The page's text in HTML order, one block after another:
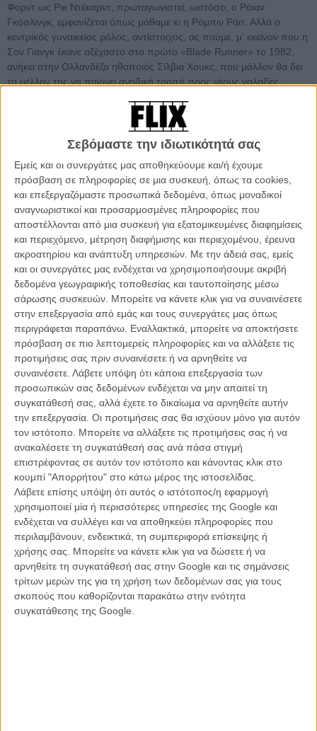
Σεβόμαστε την ιδιωτικότητά σας
Εμείς και οι συνεργάτες μας αποθηκεύουμε και/ή έχουμε
πρόσβαση σε πληροφορίες σε μια συσκευή, όπως τα cookies,
και επεξεργαζόμαστε προσωπικά δεδομένα, όπως μοναδικοί
αναγνωριστικοί και προσαρμοσμένες πληροφορίες που
αποστέλλονται από μια συσκευή για εξατομικευμένες διαφημίσεις
και περιεχόμενο, μέτρηση διαφήμισης και περιεχομένου, έρευνα
ακροατηρίου και ανάπτυξη υπηρεσιών. Με την άδειά σας, εμείς
και οι συνεργάτες μας ενδέχεται να χρησιμοποιήσουμε ακριβή
δεδομένα γεωγραφικής τοποθεσίας και ταυτοποίησης μέσω
σάρωσης συσκευών. Μπορείτε να κάνετε κλικ για να συναινέσετε
στην επεξεργασία από εμάς και τους συνεργάτες μας όπως
περιγράφεται παραπάνω. Εναλλακτικά, μπορείτε να αποκτήσετε
πρόσβαση σε πιο λεπτομερείς πληροφορίες και να αλλάξετε τις
προτιμήσεις σας πριν συναινέσετε ή να αρνηθείτε να
συναινέσετε. Λάβετε υπόψη ότι κάποια επεξεργασία των
προσωπικών σας δεδομένων ενδέχεται να μην απαιτεί τη
συγκατάθεσή σας, αλλά έχετε το δικαίωμα να αρνηθείτε αυτήν
την επεξεργασία. Οι προτιμήσεις σας θα ισχύουν μόνο για αυτόν
τον ιστότοπο. Μπορείτε να αλλάξετε τις προτιμήσεις σας ή να
ανακαλέσετε τη συγκατάθεσή σας ανά πάσα στιγμή
επιστρέφοντας σε αυτόν τον ιστότοπο και κάνοντας κλικ στο
κουμπί "Απορρήτου" στο κάτω μέρος της ιστοσελίδας.
Λάβετε επίσης υπόψη ότι αυτός ο ιστότοπος/η εφαρμογή
χρησιμοποιεί μία ή περισσότερες υπηρεσίες της Google και
ενδέχεται να συλλέγει και να αποθηκεύει πληροφορίες που
περιλαμβάνουν, ενδεικτικά, τη συμπεριφορά επίσκεψης ή
χρήσης σας. Μπορείτε να κάνετε κλικ για να δώσετε ή να
αρνηθείτε τη συγκατάθεσή σας στην Google και τις σημάνσεις
τρίτων μερών της για τη χρήση των δεδομένων σας για τους
σκοπούς που καθορίζονται παρακάτω στην ενότητα
συγκατάθεσης της Google.
Φορντ ως Ρικ Ντέκαρντ, πρωταγωνιστεί, ωστόσο, ο Ράιαν
Γκόσλινγκ, εμφανίζεται όπως μάθαμε κι η Ρόμπιν Ράιτ. Αλλά ο
κεντρικός γυναικείος ρόλος, αντίστοιχος, ας πούμε, μ' εκείνον που η
Σον Γιανγκ έκανε αξέχαστο στο πρώτο «Blade Runner» το 1982,
ανήκει στην Ολλανδέζα ηθοποιός Σίλβια Χουκς, που μάλλον θα δει
το μέλλον της να παίρνει ανοδική τροπή προς νέους γαλαξίες
Διαβάστε ακόμη: Η Ρόμπιν Ράιτ ταξιδεύει στο «Blade Runner
Η Σίλβια Χουκς, γεννημένη το 1983, μένει στη μνήμη όσων (άντεξαν
και) είδαν το«Τέλειο Χτύπημα» του Τζουζέπε Τορνατόρε
χρόνια, στο πλευρό του Τζέφρι Ρας. Ωστόσο, με σπουδές στη
Δραματική Ακαδημία του Μάαστριχτ, η Χουκς έκανε το ολλανδικό
ντεμπούτο της το 2007, με την ταινία του Τζος Στέλινγκ, «Duska»,
που τιμήθηκε με το εθνικό βραβείο καλύτερης ταινίας εκείνη τη
χρονιά.